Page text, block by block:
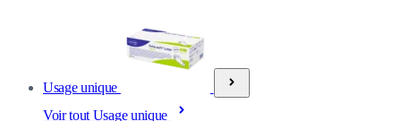
Usage unique
Voir tout Usage unique